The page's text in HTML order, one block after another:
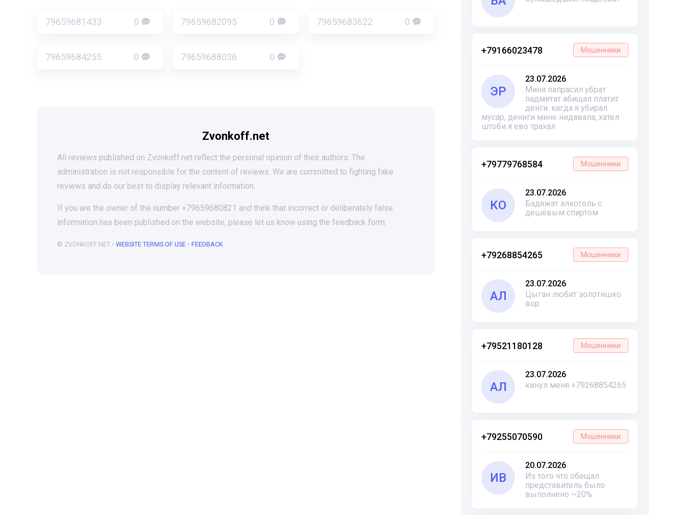
+79166023478 Мошенники
ЭР
23.07.2026
Миня папрасил убрат
падмитат абищал платит
денги. кагда я убирал
мусар, дениги мине нидавала, хател
штоби я ево трахал
+79779768584 Мошенники
КО
23.07.2026
Бадяжат алкоголь с
дешёвым спиртом
+79268854265 Мошенники
АЛ
23.07.2026
Цыган любит золотишко
вор
+79521180128 Мошенники
АЛ
23.07.2026
кинул меня +79268854265
+79255070590 Мошенники
ИВ
20.07.2026
Из того что обещал
представитель было
выполнено ~20%
79659681433 0 79659682095 0 79659683622 0
79659684255 0 79659688036 0
Zvonkoff.net
All reviews published on Zvonkoff.net reflect the personal opinion of their authors. The
administration is not responsible for the content of reviews. We are committed to fighting fake
reviews and do our best to display relevant information.
If you are the owner of the number +79659680821 and think that incorrect or deliberately false
information has been published on the website, please let us know using the feedback form.
© ZVONKOFF.NET • WEBSITE TERMS OF USE • FEEDBACK